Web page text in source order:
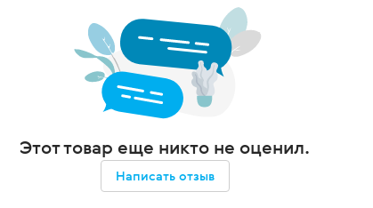
Этот товар еще никто не оценил.
Написать отзыв